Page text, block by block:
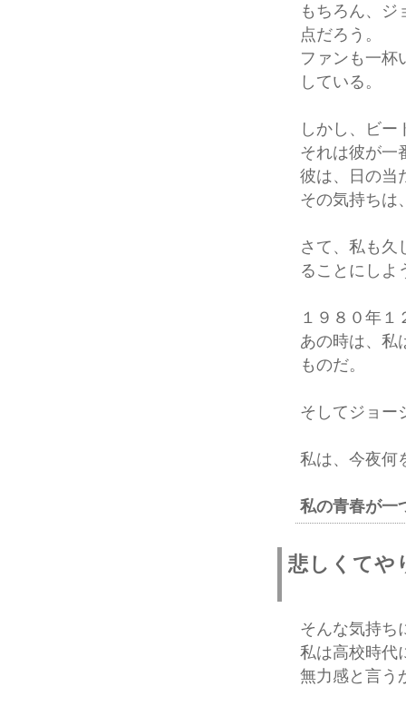
もちろん、ジ
点だろう。
ファンも一杯
している。
しかし、ビー
それは彼が一
彼は、日の当
その気持ちは
さて、私も久
ることにしよ
１９８０年
あの時は、私
ものだ。
そしてジョー
私は、今夜何
私の青春が一
悲しくてや
そんな気持ち
私は高校時代
無力感と言う